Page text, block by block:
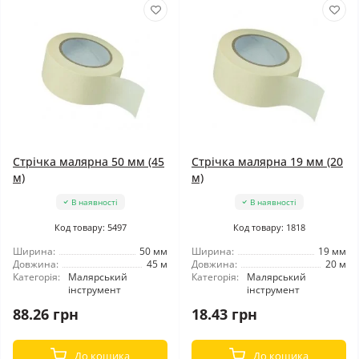
Стрічка малярна 50 мм (45
м)
В наявності
Код товару: 5497
Ширина:
50 мм
Довжина:
45 м
Категорія:
Малярський
інструмент
88.26 грн
До кошика
Стрічка малярна 19 мм (20
м)
В наявності
Код товару: 1818
Ширина:
19 мм
Довжина:
20 м
Категорія:
Малярський
інструмент
18.43 грн
До кошика